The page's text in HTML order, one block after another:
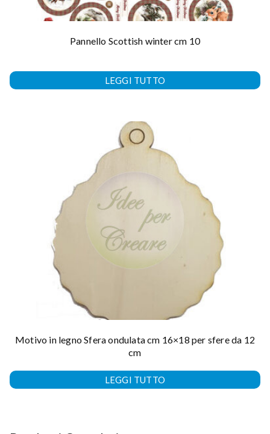
Pannello Scottish winter cm 10
LEGGI TUTTO
Motivo in legno Sfera ondulata cm 16×18 per sfere da 12
cm
LEGGI TUTTO